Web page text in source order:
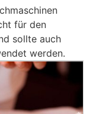
für den
sollte auch
werden.